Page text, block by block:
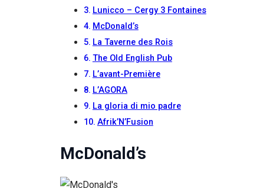
Lunicco – Cergy 3 Fontaines
McDonald’s
La Taverne des Rois
The Old English Pub
L’avant-Première
L’AGORA
La gloria di mio padre
Afrik’N’Fusion
McDonald’s